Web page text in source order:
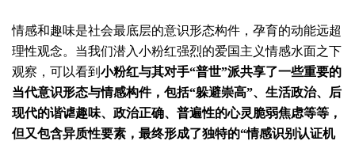
情感和趣味是社会最底层的意识形态构件，孕育的动能远超
理性观念。当我们潜入小粉红强烈的爱国主义情感水面之下
观察，可以看到 小粉红与其对手“普世”派共享了一些重要的
当代意识形态与情感构件，包括“躲避崇高”、生活政治、后
现代的谐谑趣味、政治正确、普遍性的心灵脆弱焦虑等等，
但又包含异质性要素，最终形成了独特的“情感识别认证机